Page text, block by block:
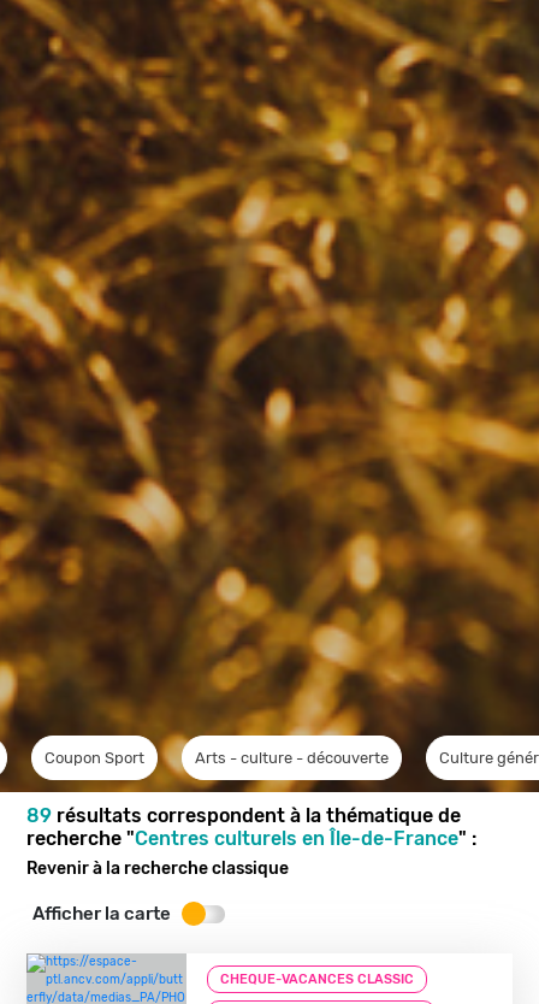
Coupon Sport Arts - culture - découverte Culture
89 résultats correspondent à la thématique de
recherche "Centres culturels en Île-de-France" :
Revenir à la recherche classique
Afficher la carte
CHEQUE-VACANCES CLASSIC